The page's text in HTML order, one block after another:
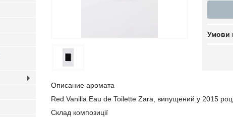
Описание аромата
Red Vanilla Eau de Toilette Zara, випущений у 2015 році,
Склад композиції